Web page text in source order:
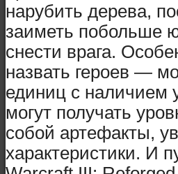
нарубить дерева,
заиметь побольше
снести врага.
назвать героев —
единиц с наличием
могут получать
собой артефакты,
характеристики. И